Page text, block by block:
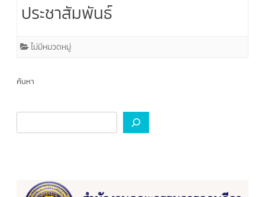
ประชาสัมพันธ์
ไม่มีหมวดหมู่
ค้นหา